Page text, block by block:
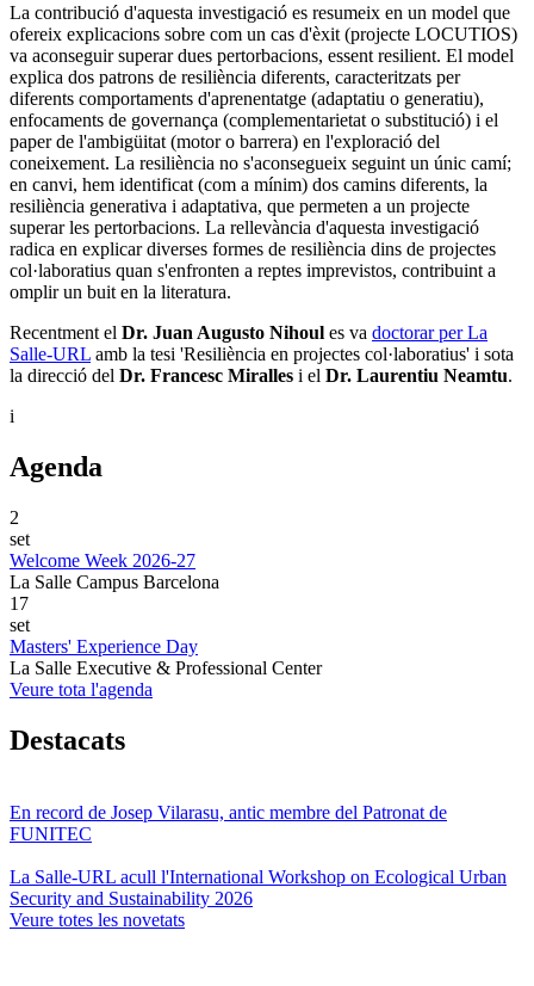
La contribució d'aquesta investigació es resumeix en un model que
ofereix explicacions sobre com un cas d'èxit (projecte LOCUTIOS)
va aconseguir superar dues pertorbacions, essent resilient. El model
explica dos patrons de resiliència diferents, caracteritzats per
diferents comportaments d'aprenentatge (adaptatiu o generatiu),
enfocaments de governança (complementarietat o substitució) i el
paper de l'ambigüitat (motor o barrera) en l'exploració del
coneixement. La resiliència no s'aconsegueix seguint un únic camí;
en canvi, hem identificat (com a mínim) dos camins diferents, la
resiliència generativa i adaptativa, que permeten a un projecte
superar les pertorbacions. La rellevància d'aquesta investigació
radica en explicar diverses formes de resiliència dins de projectes
col·laboratius quan s'enfronten a reptes imprevistos, contribuint a
omplir un buit en la literatura.
Recentment el Dr. Juan Augusto Nihoul es va doctorar per La
Salle-URL amb la tesi 'Resiliència en projectes col·laboratius' i sota
la direcció del Dr. Francesc Miralles i el Dr. Laurentiu Neamtu.
i
Agenda
2
set
Welcome Week 2026-27
La Salle Campus Barcelona
17
set
Masters' Experience Day
La Salle Executive & Professional Center
Veure tota l'agenda
Destacats
En record de Josep Vilarasu, antic membre del Patronat de
FUNITEC
La Salle-URL acull l'International Workshop on Ecological Urban
Security and Sustainability 2026
Veure totes les novetats